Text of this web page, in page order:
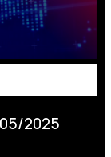
2025